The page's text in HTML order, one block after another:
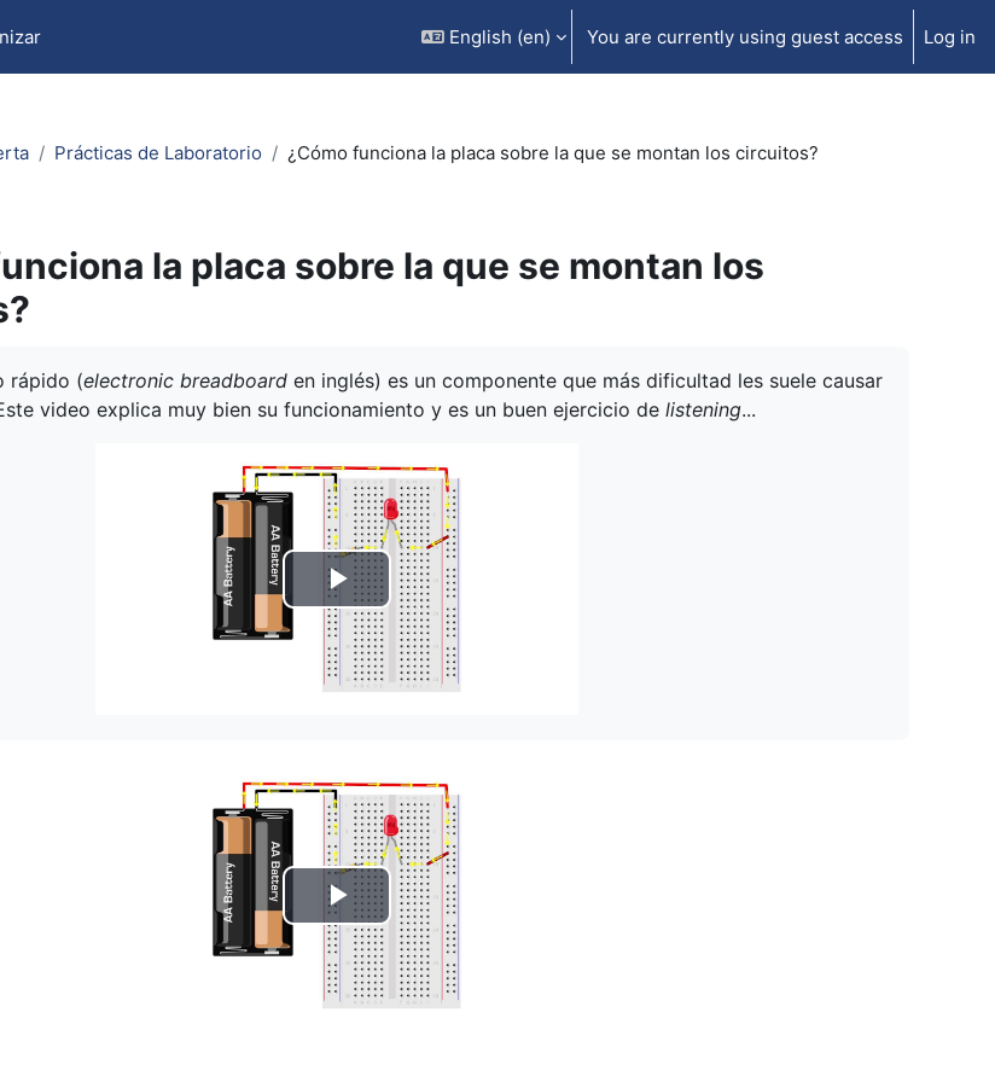
English ‎(en)‎ You are currently using guest access Log in
Prácticas de Laboratorio ¿Cómo funciona la placa sobre la que se montan los circuitos?
la placa sobre la que se montan los
rápido (electronic breadboard en inglés) es un componente que más dificultad les suele causar
video explica muy bien su funcionamiento y es un buen ejercicio de listening...
Play
Video
Play
Video